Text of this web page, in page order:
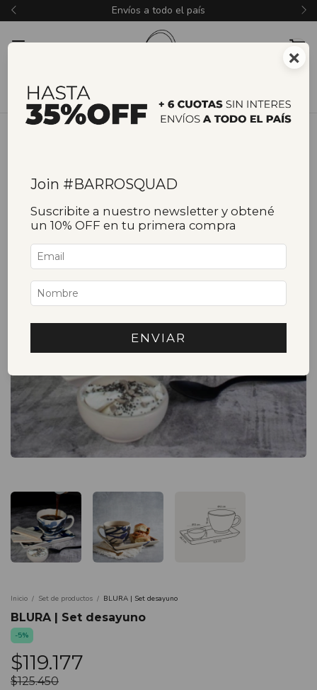
Envíos a todo el país
-5%
Inicio / Set de productos / BLURA | Set desayuno
BLURA | Set desayuno
$119.177
$125.450
×
Join #BARROSQUAD
Suscribite a nuestro newsletter y obtené
un 10% OFF en tu primera compra
ENVIAR